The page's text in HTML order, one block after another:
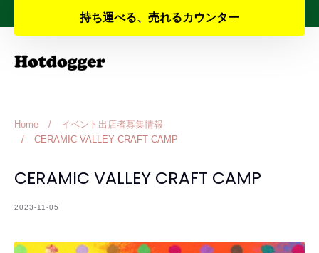
to
夏季休業と納期のお知らせ
Home /
イベント出店者募集情報
/
CERAMIC VALLEY CRAFT CAMP
CERAMIC VALLEY CRAFT CAMP
2023-11-05
持ち運べる、売れるカウンター